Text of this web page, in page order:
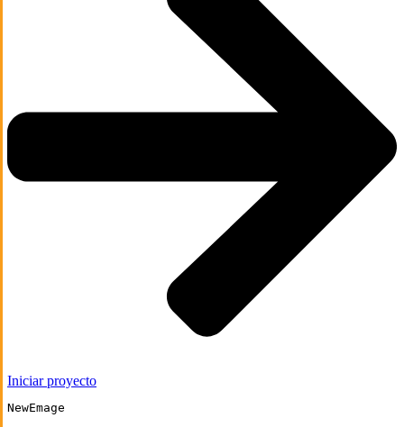
Iniciar proyecto
NewEmage